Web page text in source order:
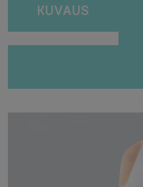
KUVAUS